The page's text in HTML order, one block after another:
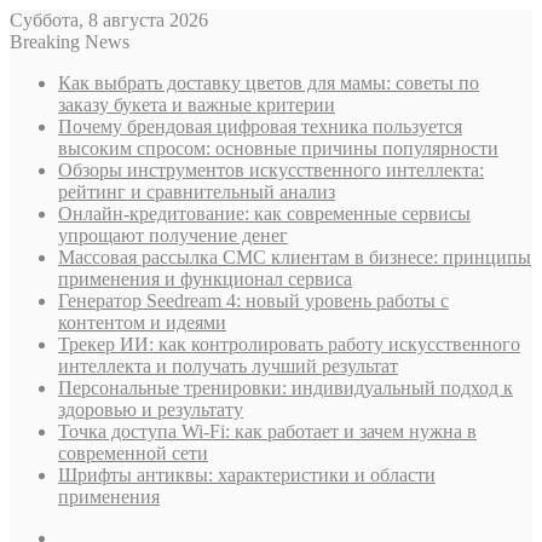
Суббота, 8 августа 2026
Breaking News
Как выбрать доставку цветов для мамы: советы по
заказу букета и важные критерии
Почему брендовая цифровая техника пользуется
высоким спросом: основные причины популярности
Обзоры инструментов искусственного интеллекта:
рейтинг и сравнительный анализ
Онлайн-кредитование: как современные сервисы
упрощают получение денег
Массовая рассылка СМС клиентам в бизнесе: принципы
применения и функционал сервиса
Генератор Seedream 4: новый уровень работы с
контентом и идеями
Трекер ИИ: как контролировать работу искусственного
интеллекта и получать лучший результат
Персональные тренировки: индивидуальный подход к
здоровью и результату
Точка доступа Wi-Fi: как работает и зачем нужна в
современной сети
Шрифты антиквы: характеристики и области
применения